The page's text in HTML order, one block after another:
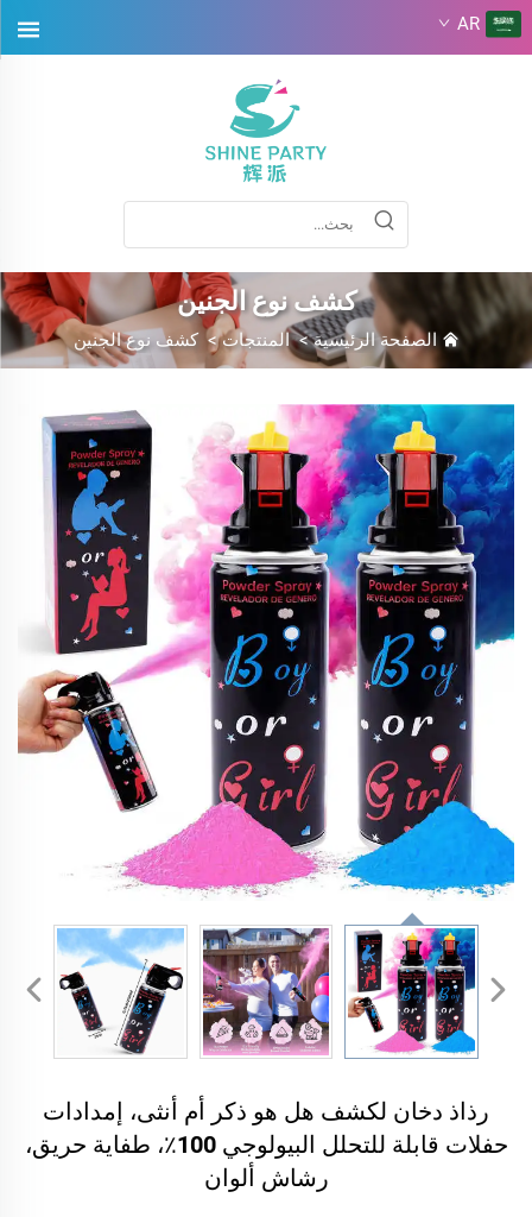
AR
كشف نوع الجنين
الصفحة الرئيسية>المنتجات>كشف نوع الجنين
رذاذ دخان لكشف هل هو ذكر أم أنثى، إمدادات
حفلات قابلة للتحلل البيولوجي 100٪، طفاية حريق،
رشاش ألوان